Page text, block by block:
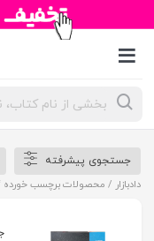
جستجوی
محصولات
جستجوی پیشرفته
دادبازار / محصولات برچسب خورده